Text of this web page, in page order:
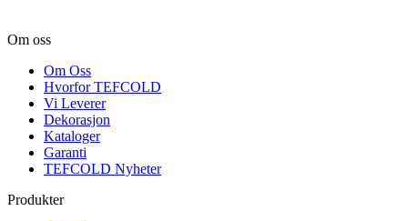
Om oss
Om Oss
Hvorfor TEFCOLD
Vi Leverer
Dekorasjon
Kataloger
Garanti
TEFCOLD Nyheter
Produkter